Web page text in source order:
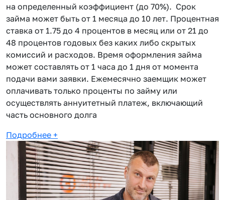
на определенный коэффициент (до 70%). Срок
займа может быть от 1 месяца до 10 лет. Процентная
ставка от 1.75 до 4 процентов в месяц или от 21 до
48 процентов годовых без каких либо скрытых
комиссий и расходов. Время оформления займа
может составлять от 1 часа до 1 дня от момента
подачи вами заявки. Ежемесячно заемщик может
оплачивать только проценты по займу или
осуществлять аннуитетный платеж, включающий
часть основного долга
Подробнее +